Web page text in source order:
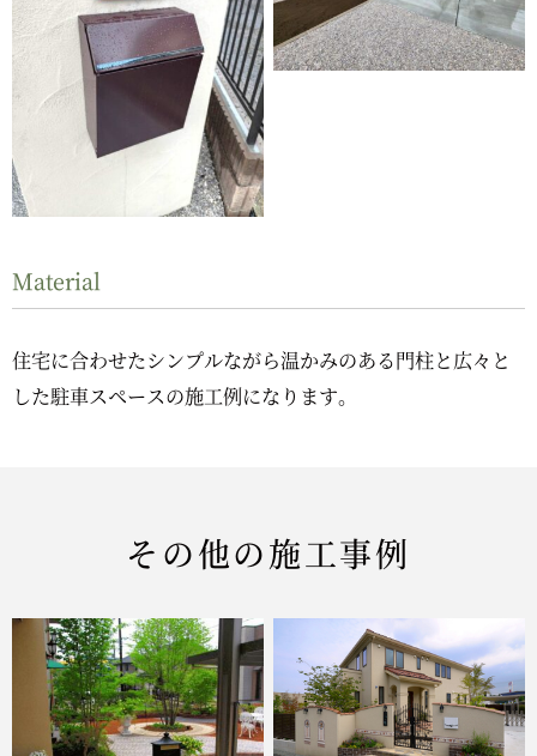
Material
住宅に合わせたシンプルながら温かみのある門柱と広々と
した駐車スペースの施工例になります。
その他の施工事例